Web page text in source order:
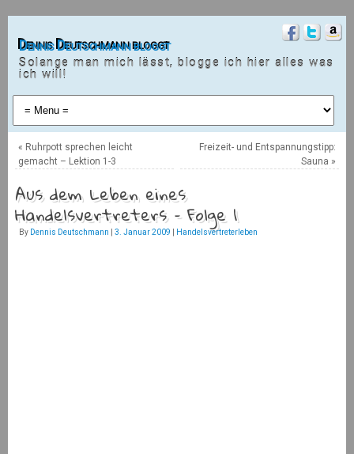
Dennis Deutschmann bloggt
Solange man mich lässt, blogge ich hier alles was
ich will!
« Ruhrpott sprechen leicht
gemacht – Lektion 1-3
Freizeit- und Entspannungstipp:
Sauna »
Aus dem Leben eines
Handelsvertreters – Folge 1
By Dennis Deutschmann 3. Januar 2009 Handelsvertreterleben